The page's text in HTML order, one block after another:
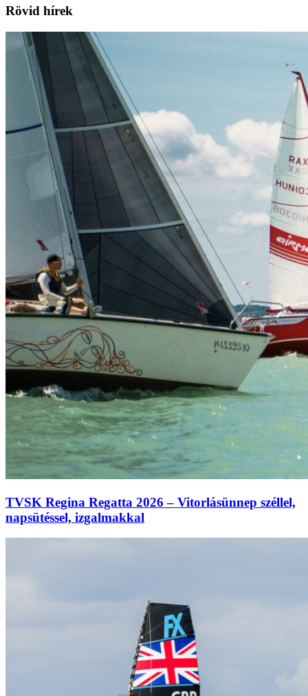
Rövid hírek
TVSK Regina Regatta 2026 – Vitorlásünnep széllel,
napsütéssel, izgalmakkal